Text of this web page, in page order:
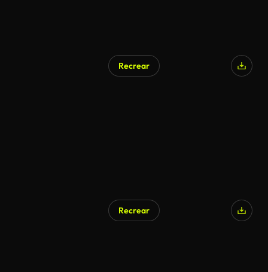
Recrear
Recrear